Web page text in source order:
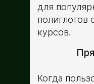
для
полиглотов
курсов.
Когда